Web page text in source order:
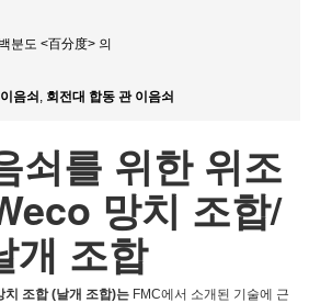
분도 <百分度> 의
음쇠, 회전대 합동 관 이음쇠
쇠를 위한 위조
망치 조합/
개 조합
치 조합 (날개 조합)는 FMC에서 소개된 기술에 근